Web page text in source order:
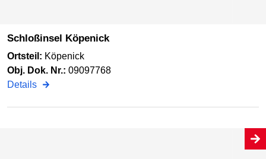
Schloßinsel Köpenick
Ortsteil: Köpenick
Obj. Dok. Nr.: 09097768
Details